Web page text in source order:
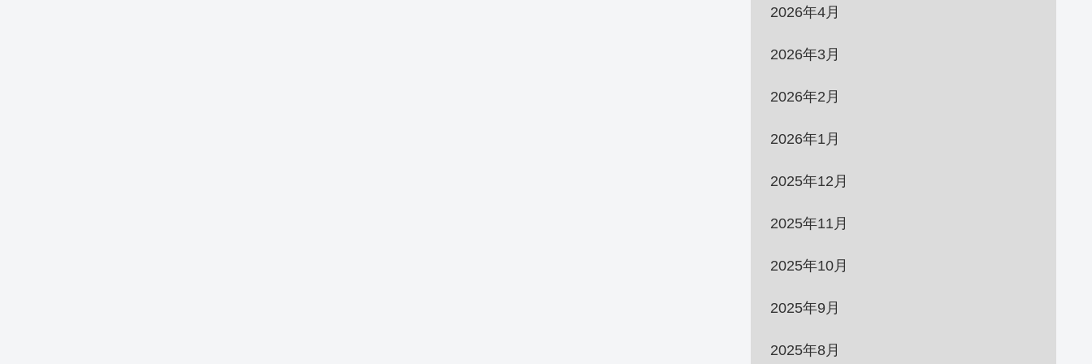
2026年4月
2026年3月
2026年2月
2026年1月
2025年12月
2025年11月
2025年10月
2025年9月
2025年8月